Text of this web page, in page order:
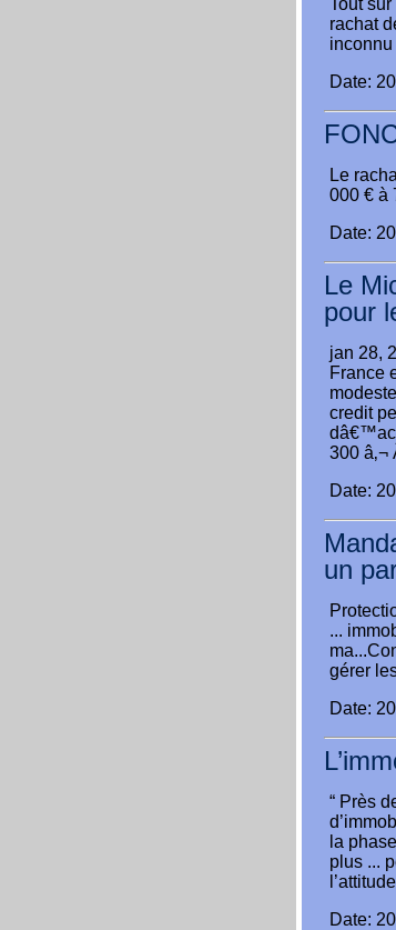
Tout
rachat
inconnu
Date:
Le
000 € à
Date:
Le
pour
jan 28,
France
credit
300
Date:
un
...
gérer
Date:
“ Près
la
plus ...
Date: